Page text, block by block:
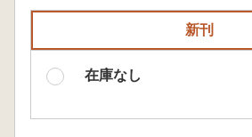
新刊
在庫なし